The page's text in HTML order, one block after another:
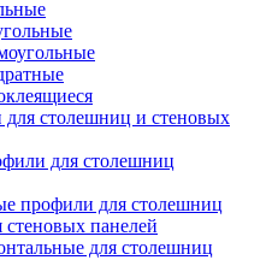
для столешниц и стеновых
для столешниц
профили для столешниц
панелей
для столешниц